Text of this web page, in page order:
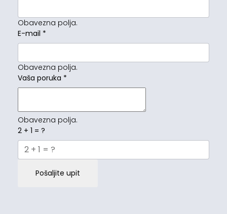
Obavezna polja.
E-mail *
Obavezna polja.
Vaša poruka *
Obavezna polja.
2 + 1 = ?
Pošaljite upit